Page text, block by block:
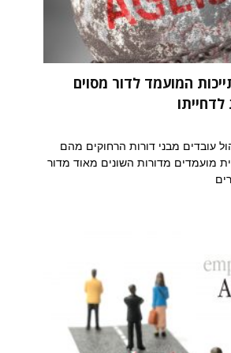
המועמד לדור מסוים
עובדים מבני דורות הרחוקים מהם
מועמדים מדורות השונים מאוד מדור